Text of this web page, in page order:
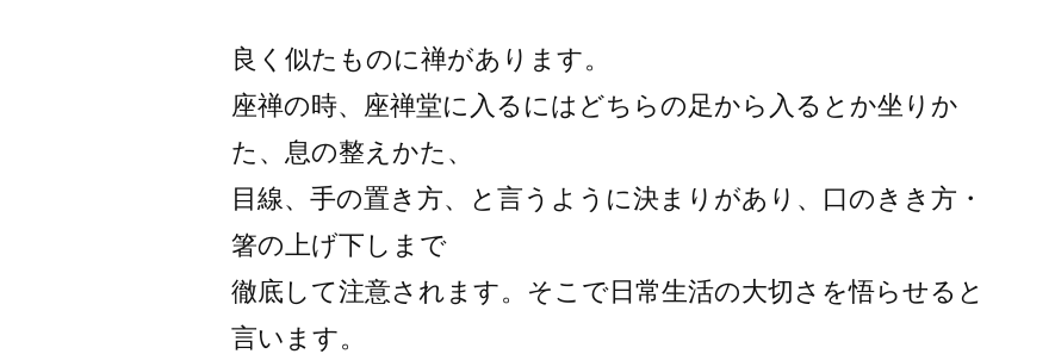
良く似たものに禅があります。
座禅の時、座禅堂に入るにはどちらの足から入るとか坐りか
た、息の整えかた、
目線、手の置き方、と言うように決まりがあり、口のきき方・
箸の上げ下しまで
徹底して注意されます。そこで日常生活の大切さを悟らせると
言います。